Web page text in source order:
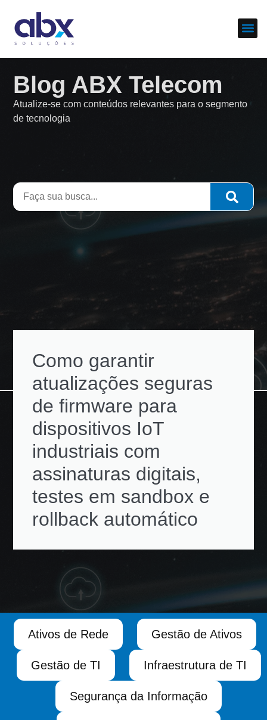
Blog ABX Telecom
Atualize-se com conteúdos relevantes para o segmento
de tecnologia
Como garantir
atualizações seguras
de firmware para
dispositivos IoT
industriais com
assinaturas digitais,
testes em sandbox e
rollback automático
Ativos de Rede Gestão de Ativos
Gestão de TI Infraestrutura de TI
Segurança da Informação